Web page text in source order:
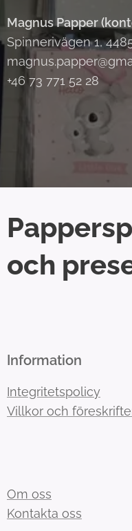
Magnus Papper
Spinnerivägen 1,
+46 73 771 52 28
och
Information
Integritetspolicy
Villkor och
Om oss
Kontakta oss